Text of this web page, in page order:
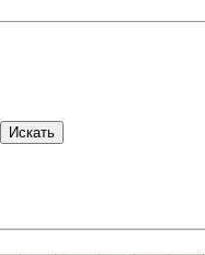
Искать